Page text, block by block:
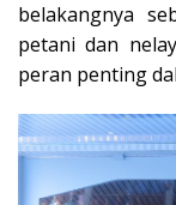
belakangnya
petani dan
peran penting